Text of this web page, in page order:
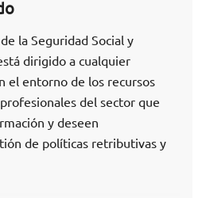
la Seguridad Social y
dirigido a cualquier
el entorno de los recursos
del sector que
y deseen
de políticas retributivas y